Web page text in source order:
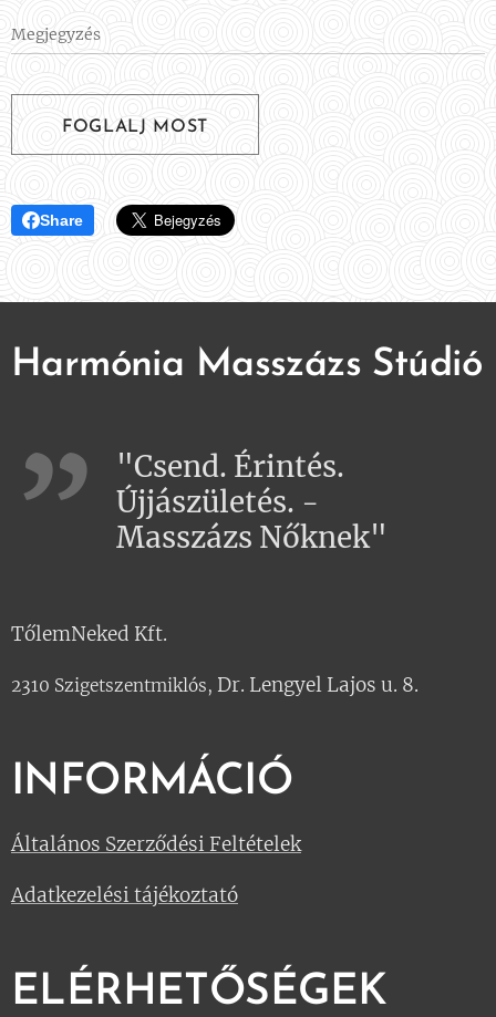
Megjegyzés
FOGLALJ MOST
Share
Harmónia Masszázs Stúdió
"Csend. Érintés.
Újjászületés. -
Masszázs Nőknek"
TőlemNeked Kft.
2310 Szigetszentmiklós, Dr. Lengyel Lajos u. 8.
INFORMÁCIÓ
Általános Szerződési Feltételek
Adatkezelési tájékoztató
ELÉRHETŐSÉGEK